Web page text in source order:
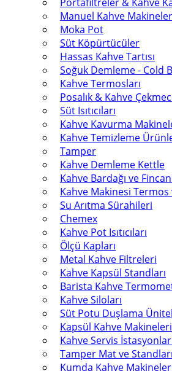
Manuel Kahve
Moka Pot
Süt Köpürtücüler
Hassas Kahve Tartısı
Soğuk Demleme - Cold
Kahve Termosları
Posalık & Kahve
Süt Isıtıcıları
Kahve Kavurma
Kahve Temizleme
Tamper
Kahve Demleme Kettle
Kahve Bardağı ve
Kahve Makinesi Termos
Su Arıtma Sürahileri
Chemex
Kahve Pot Isıtıcıları
Ölçü Kapları
Metal Kahve Filtreleri
Kahve Kapsül Standları
Barista Kahve
Kahve Siloları
Süt Potu Duşlama
Kapsül Kahve Makineleri
Kahve Servis
Tamper Mat ve Standları
Kumda Kahve